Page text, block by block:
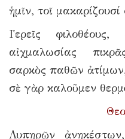
ἡμῖν, τοῖ μακαρίζουσί
Ι῾ερεῖς
αἰχμαλωσίας
σαρκὸς παθῶν
σὲ γὰρ καλοῦμεν
Λυπηρῶν